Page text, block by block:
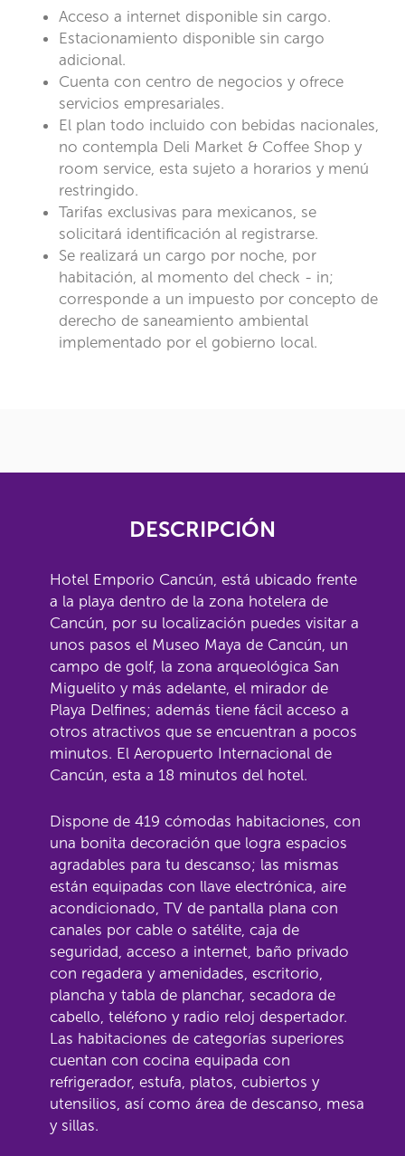
Acceso a internet disponible sin cargo.
Estacionamiento disponible sin cargo
adicional.
Cuenta con centro de negocios y ofrece
servicios empresariales.
El plan todo incluido con bebidas nacionales,
no contempla Deli Market & Coffee Shop y
room service, esta sujeto a horarios y menú
restringido.
Tarifas exclusivas para mexicanos, se
solicitará identificación al registrarse.
Se realizará un cargo por noche, por
habitación, al momento del check - in;
corresponde a un impuesto por concepto de
derecho de saneamiento ambiental
implementado por el gobierno local.
DESCRIPCIÓN
Hotel Emporio Cancún, está ubicado frente
a la playa dentro de la zona hotelera de
Cancún, por su localización puedes visitar a
unos pasos el Museo Maya de Cancún, un
campo de golf, la zona arqueológica San
Miguelito y más adelante, el mirador de
Playa Delfines; además tiene fácil acceso a
otros atractivos que se encuentran a pocos
minutos. El Aeropuerto Internacional de
Cancún, esta a 18 minutos del hotel.
Dispone de 419 cómodas habitaciones, con
una bonita decoración que logra espacios
agradables para tu descanso; las mismas
están equipadas con llave electrónica, aire
acondicionado, TV de pantalla plana con
canales por cable o satélite, caja de
seguridad, acceso a internet, baño privado
con regadera y amenidades, escritorio,
plancha y tabla de planchar, secadora de
cabello, teléfono y radio reloj despertador.
Las habitaciones de categorías superiores
cuentan con cocina equipada con
refrigerador, estufa, platos, cubiertos y
utensilios, así como área de descanso, mesa
y sillas.